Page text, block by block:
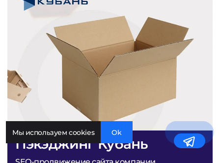
Пэкэджинг Кубань
Мы используем cookies Ok